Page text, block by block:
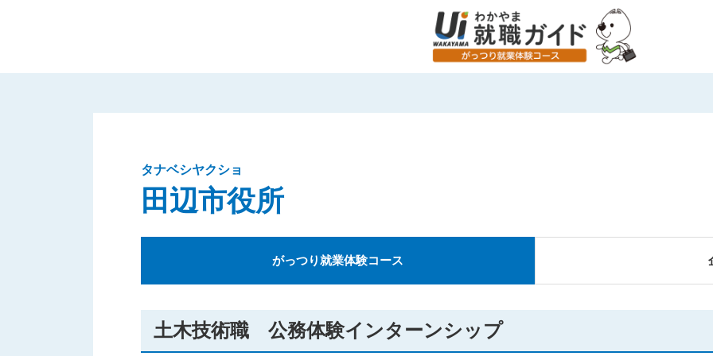
タナベシヤクショ
田辺市役所
がっつり就業体験コース
土木技術職 公務体験インターンシップ